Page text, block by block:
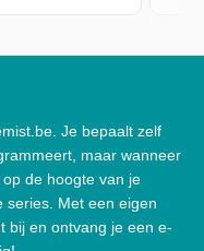
Je bepaalt zelf
maar wanneer
de hoogte van je
series. Met een eigen
bij en ontvang je een e-